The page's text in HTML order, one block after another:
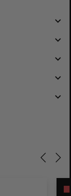
navigate_before
navigate_before
navigate_before
navigate_before
navigate_before